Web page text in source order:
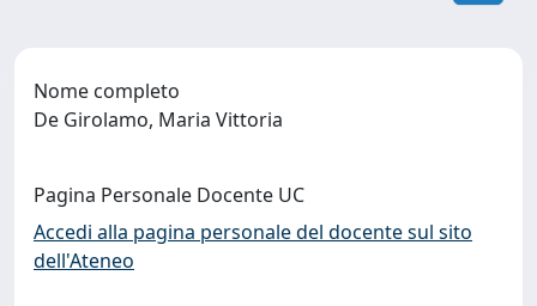
Nome completo
De Girolamo, Maria Vittoria
Pagina Personale Docente UC
Accedi alla pagina personale del docente sul sito
dell'Ateneo